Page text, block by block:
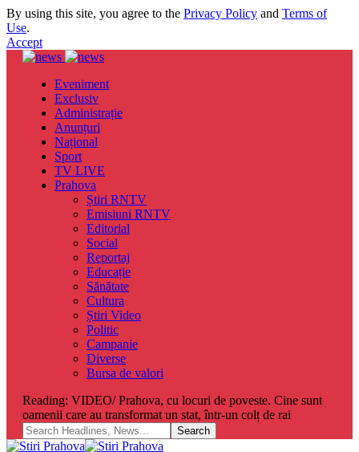
By using this site, you agree to the Privacy Policy and Terms of
Use.
Accept
Eveniment
Exclusiv
Administrație
Anunțuri
Național
Sport
TV LIVE
Prahova
Știri RNTV
Emisiuni RNTV
Editorial
Social
Reportaj
Educație
Sănătate
Cultura
Știri Video
Politic
Campanie
Diverse
Bursa de valori
Reading: VIDEO/ Prahova, cu locuri de poveste. Cine sunt
oamenii care au transformat un stat, într-un colț de rai